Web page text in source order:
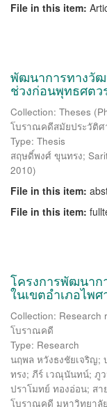
File in this item:
พัฒนาการทางวั
ช่วงก่อนพุทธศตว
Collection: Theses
โบราณคดีสมัยประวัติศ
Type: Thesis
สฤษดิ์พงศ์ ขุนทรง;
2010)
File in this item:
File in this item:
โครงการพัฒนาก
ในเขตอำเภอไพ
Collection: Research
โบราณคดี
Type: Research
นฤพล หวังธงชัยเจริญ;
ทรง; ภีร์ เวณุนันทน์; ภู
ปราโมทย์ ทองอ่อน; สา
โบราณคดี มหาวิทยาลั